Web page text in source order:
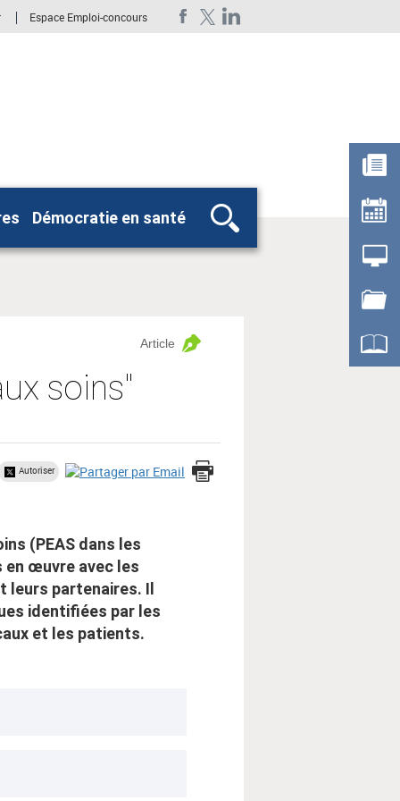
Espace Emploi-concours
Démocratie en santé
Rechercher
soins"
Article
Autoriser
(PEAS dans les
œuvre avec les
leurs partenaires. Il
identifiées par les
et les patients.